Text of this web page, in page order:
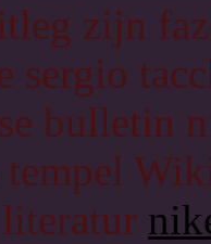
zijn
sergio
bulletin